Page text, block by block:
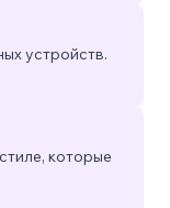
устройств.
которые